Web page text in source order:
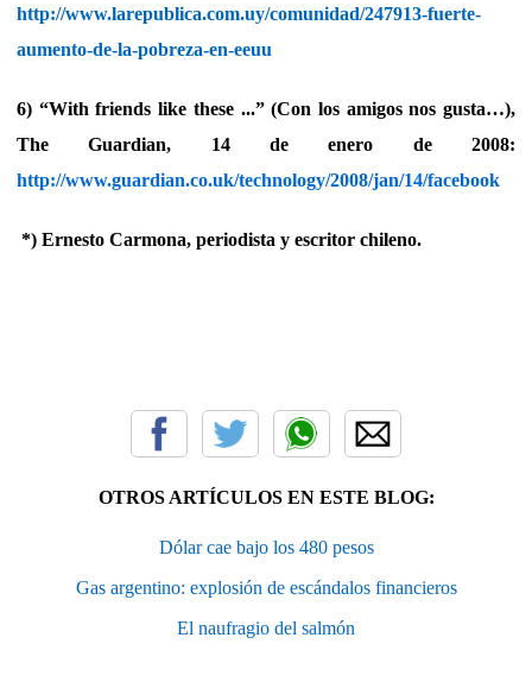
http://www.larepublica.com.uy/comunidad/247913-fuerte-
aumento-de-la-pobreza-en-eeuu
6) “With friends like these ...” (Con los amigos nos gusta…),
The Guardian, 14 de enero de 2008:
http://www.guardian.co.uk/technology/2008/jan/14/facebook
*) Ernesto Carmona, periodista y escritor chileno.
OTROS ARTÍCULOS EN ESTE BLOG:
Dólar cae bajo los 480 pesos
Gas argentino: explosión de escándalos financieros
El naufragio del salmón